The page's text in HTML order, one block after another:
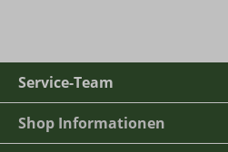
Service-Team
Shop Informationen